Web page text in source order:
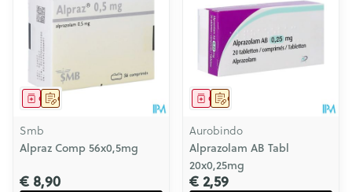
Op voorschrift
Geneesmiddel
Smb
Alpraz Comp 56x0,5mg
€ 8,90
Op voorschrift
Geneesmiddel
Aurobindo
Alprazolam AB Tabl
20x0,25mg
€ 2,59